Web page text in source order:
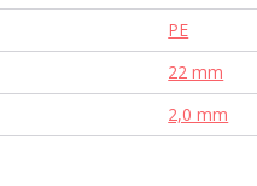
PE
22 mm
2,0 mm